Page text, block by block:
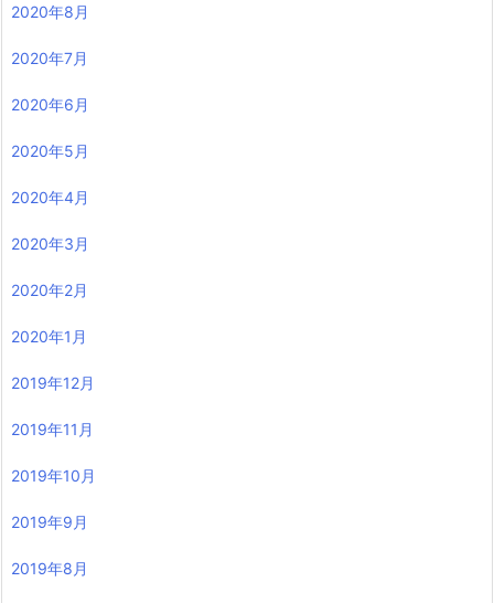
2020年8月
2020年7月
2020年6月
2020年5月
2020年4月
2020年3月
2020年2月
2020年1月
2019年12月
2019年11月
2019年10月
2019年9月
2019年8月